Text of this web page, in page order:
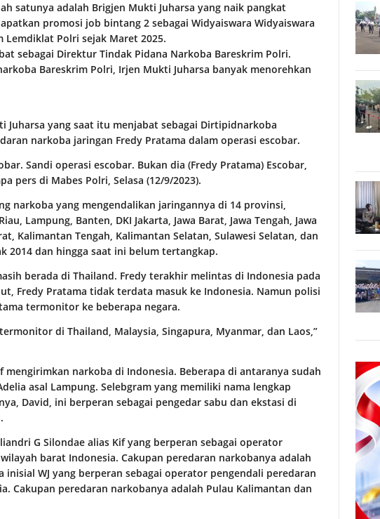
satunya adalah Brigjen Mukti Juharsa yang naik pangkat
promosi job bintang 2 sebagai Widyaiswara Widyaiswara
Lemdiklat Polri sejak Maret 2025.
sebagai Direktur Tindak Pidana Narkoba Bareskrim Polri.
Bareskrim Polri, Irjen Mukti Juharsa banyak menorehkan
Juharsa yang saat itu menjabat sebagai Dirtipidnarkoba
narkoba jaringan Fredy Pratama dalam operasi escobar.
Sandi operasi escobar. Bukan dia (Fredy Pratama) Escobar,
pers di Mabes Polri, Selasa (12/9/2023).
narkoba yang mengendalikan jaringannya di 14 provinsi,
Lampung, Banten, DKI Jakarta, Jawa Barat, Jawa Tengah, Jawa
Kalimantan Tengah, Kalimantan Selatan, Sulawesi Selatan, dan
2014 dan hingga saat ini belum tertangkap.
berada di Thailand. Fredy terakhir melintas di Indonesia pada
Fredy Pratama tidak terdata masuk ke Indonesia. Namun polisi
termonitor ke beberapa negara.
di Thailand, Malaysia, Singapura, Myanmar, dan Laos,”
mengirimkan narkoba di Indonesia. Beberapa di antaranya sudah
asal Lampung. Selebgram yang memiliki nama lengkap
David, ini berperan sebagai pengedar sabu dan ekstasi di
G Silondae alias Kif yang berperan sebagai operator
barat Indonesia. Cakupan peredaran narkobanya adalah
inisial WJ yang berperan sebagai operator pengendali peredaran
Cakupan peredaran narkobanya adalah Pulau Kalimantan dan